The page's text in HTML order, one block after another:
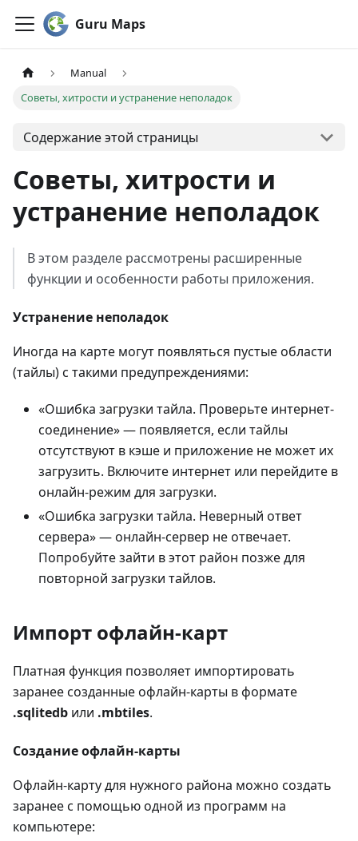
Guru Maps
Manual
Советы, хитрости и устранение неполадок
Содержание этой страницы
Советы, хитрости и
устранение неполадок
В этом разделе рассмотрены расширенные
функции и особенности работы приложения.
Устранение неполадок
Иногда на карте могут появляться пустые области
(тайлы) с такими предупреждениями:
«Ошибка загрузки тайла. Проверьте интернет-
соединение» — появляется, если тайлы
отсутствуют в кэше и приложение не может их
загрузить. Включите интернет или перейдите в
онлайн-режим для загрузки.
«Ошибка загрузки тайла. Неверный ответ
сервера» — онлайн-сервер не отвечает.
Попробуйте зайти в этот район позже для
повторной загрузки тайлов.
Импорт офлайн-карт
Платная функция позволяет импортировать
заранее созданные офлайн-карты в формате
.sqlitedb или .mbtiles.
Создание офлайн-карты
Офлайн-карту для нужного района можно создать
заранее с помощью одной из программ на
компьютере: